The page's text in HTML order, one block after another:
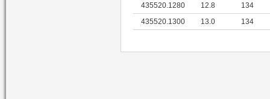
435520.1280
12.8
134
435520.1300
13.0 134